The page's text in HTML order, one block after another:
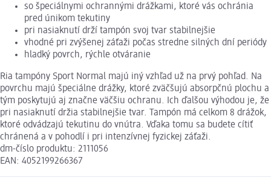
so špeciálnymi ochrannými drážkami, ktoré vás ochránia
pred únikom tekutiny
pri nasiaknutí drží tampón svoj tvar stabilnejšie
vhodné pri zvýšenej záťaži počas stredne silných dní periódy
hladký povrch, rýchle otváranie
Ria tampóny Sport Normal majú iný vzhľad už na prvý pohľad. Na
povrchu majú špeciálne drážky, ktoré zväčšujú absorpčnú plochu a
tým poskytujú aj značne väčšiu ochranu. Ich ďalšou výhodou je, že
pri nasiaknutí držia stabilnejšie tvar. Tampón má celkom 8 drážok,
ktoré odvádzajú tekutinu do vnútra. Vďaka tomu sa budete cítiť
chránená a v pohodlí i pri intenzívnej fyzickej záťaži.
dm-číslo produktu: 2111056
EAN: 4052199266367